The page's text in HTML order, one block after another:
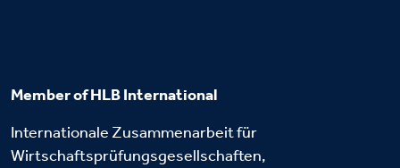
Member of HLB International
Internationale Zusammenarbeit für
Wirtschaftsprüfungsgesellschaften,